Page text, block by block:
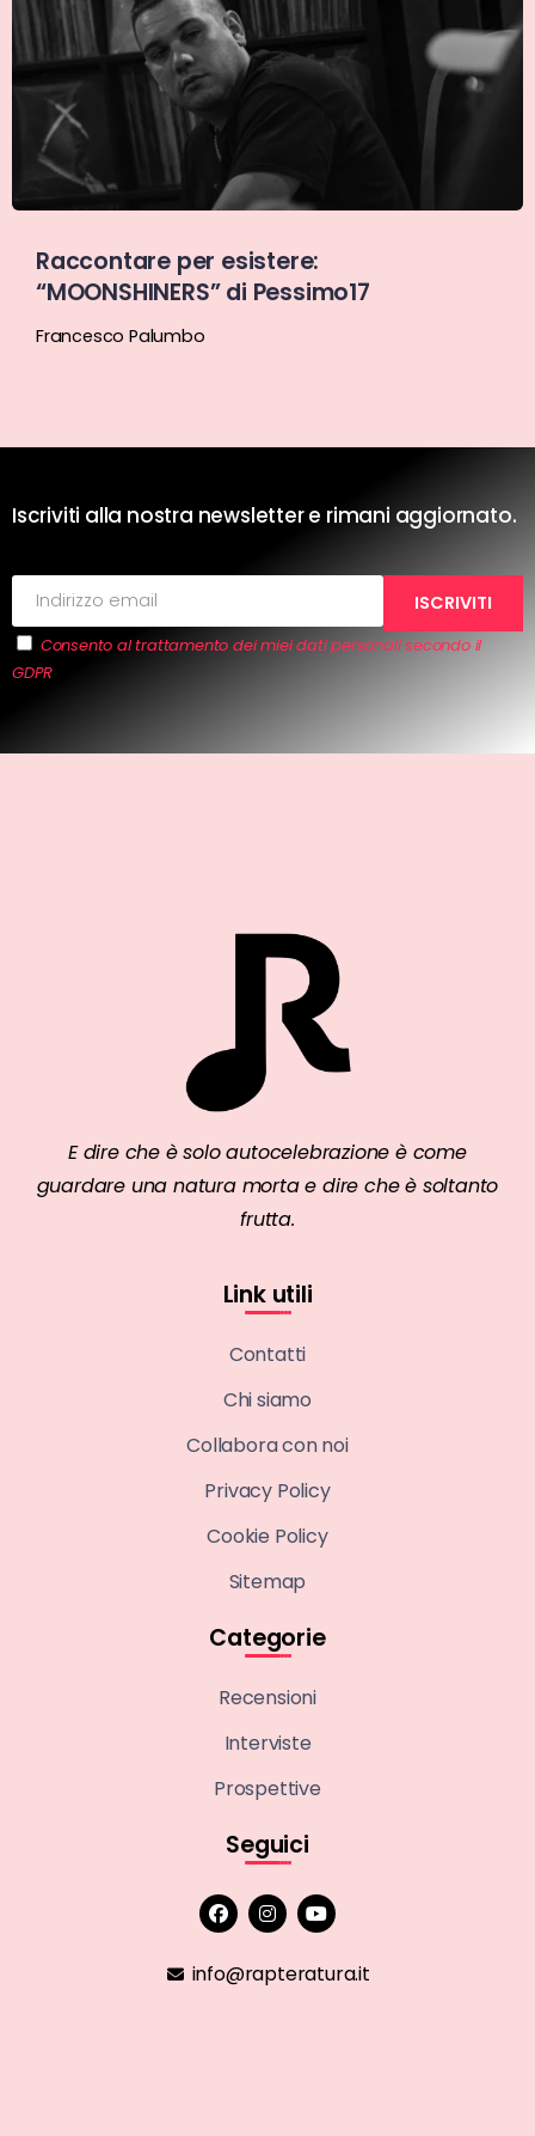
Raccontare per esistere:
“MOONSHINERS” di Pessimo17
Francesco Palumbo
Iscriviti alla nostra newsletter e rimani aggiornato.
Consento al trattamento dei miei dati personali secondo il
GDPR
E dire che è solo autocelebrazione è come
guardare una natura morta e dire che è soltanto
frutta.
Link utili
Contatti
Chi siamo
Collabora con noi
Privacy Policy
Cookie Policy
Sitemap
Categorie
Recensioni
Interviste
Prospettive
Seguici
info@rapteratura.it